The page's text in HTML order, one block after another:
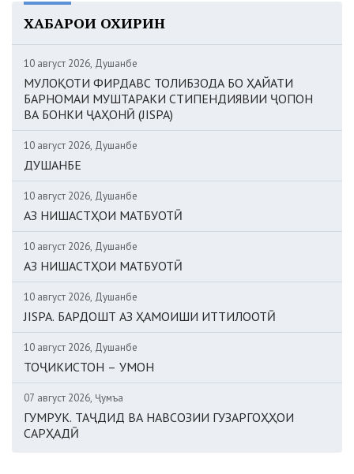
ХАБАРҲОИ ОХИРИН
10 август 2026, Душанбе
МУЛОҚОТИ ФИРДАВС ТОЛИБЗОДА БО ҲАЙАТИ
БАРНОМАИ МУШТАРАКИ СТИПЕНДИЯВИИ ҶОПОН
ВА БОНКИ ҶАҲОНӢ (JISPA)
10 август 2026, Душанбе
ДУШАНБЕ
10 август 2026, Душанбе
АЗ НИШАСТҲОИ МАТБУОТӢ
10 август 2026, Душанбе
АЗ НИШАСТҲОИ МАТБУОТӢ
10 август 2026, Душанбе
JISPA. БАРДОШТ АЗ ҲАМОИШИ ИТТИЛООТӢ
10 август 2026, Душанбе
ТОҶИКИСТОН – УМОН
07 август 2026, Ҷумъа
ГУМРУК. ТАҶДИД ВА НАВСОЗИИ ГУЗАРГОҲҲОИ
САРҲАДӢ